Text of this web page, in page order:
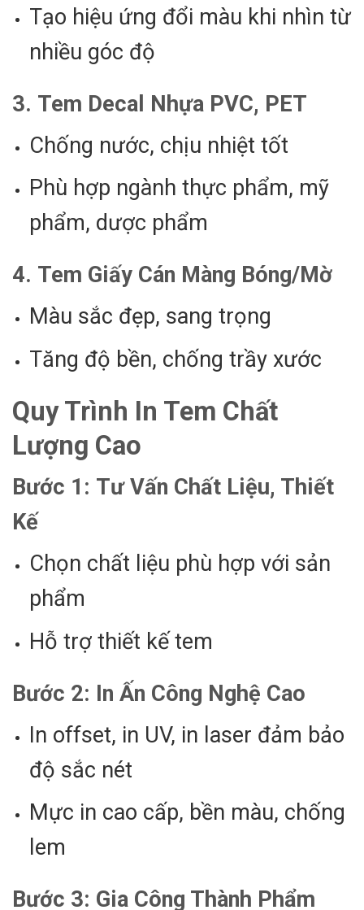
Tạo hiệu ứng đổi màu khi nhìn từ
nhiều góc độ
3. Tem Decal Nhựa PVC, PET
Chống nước, chịu nhiệt tốt
Phù hợp ngành thực phẩm, mỹ
phẩm, dược phẩm
4. Tem Giấy Cán Màng Bóng/Mờ
Màu sắc đẹp, sang trọng
Tăng độ bền, chống trầy xước
Quy Trình In Tem Chất
Lượng Cao
Bước 1: Tư Vấn Chất Liệu, Thiết
Kế
Chọn chất liệu phù hợp với sản
phẩm
Hỗ trợ thiết kế tem
Bước 2: In Ấn Công Nghệ Cao
In offset, in UV, in laser đảm bảo
độ sắc nét
Mực in cao cấp, bền màu, chống
lem
Bước 3: Gia Công Thành Phẩm